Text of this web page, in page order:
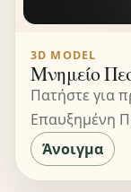
3D MODEL
Μνημείο
Πατήστε για
Επαυξημένη
Άνοιγμα